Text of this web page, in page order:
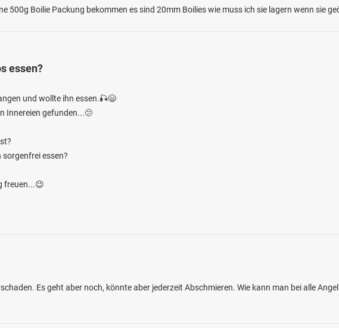
Idstedter See
Flussbarsch
500g Boilie Packung bekommen es sind 20mm Boilies wie muss ich sie lagern wenn sie
essen?
und wollte ihn essen.🎣😄
Innereien gefunden...🫤
essen?
freuen...😉
Es geht aber noch, könnte aber jederzeit Abschmieren. Wie kann man bei alle